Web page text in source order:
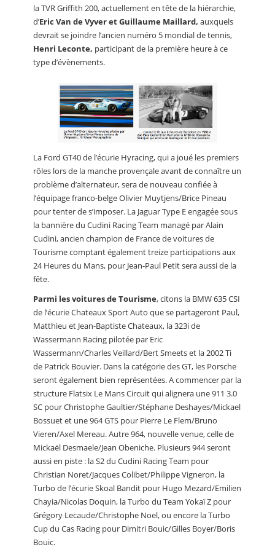
la TVR Griffith 200, actuellement en tête de la hiérarchie,
d’Eric Van de Vyver et Guillaume Maillard, auxquels
devrait se joindre l’ancien numéro 5 mondial de tennis,
Henri Leconte, participant de la première heure à ce
type d’évènements.
La Ford GT40 de l’écurie Hyracing, qui a joué les premiers
rôles lors de la manche provençale avant de connaître un
problème d’alternateur, sera de nouveau confiée à
l’équipage franco-belge Olivier Muytjens/Brice Pineau
pour tenter de s’imposer. La Jaguar Type E engagée sous
la bannière du Cudini Racing Team managé par Alain
Cudini, ancien champion de France de voitures de
Tourisme comptant également treize participations aux
24 Heures du Mans, pour Jean-Paul Petit sera aussi de la
fête.
Parmi les voitures de Tourisme, citons la BMW 635 CSI
de l’écurie Chateaux Sport Auto que se partageront Paul,
Matthieu et Jean-Baptiste Chateaux, la 323i de
Wassermann Racing pilotée par Eric
Wassermann/Charles Veillard/Bert Smeets et la 2002 Ti
de Patrick Bouvier. Dans la catégorie des GT, les Porsche
seront également bien représentées. A commencer par la
structure Flatsix Le Mans Circuit qui alignera une 911 3.0
SC pour Christophe Gaultier/Stéphane Deshayes/Mickael
Bossuet et une 964 GTS pour Pierre Le Flem/Bruno
Vieren/Axel Mereau. Autre 964, nouvelle venue, celle de
Mickaël Desmaele/Jean Obeniche. Plusieurs 944 seront
aussi en piste : la S2 du Cudini Racing Team pour
Christian Noret/Jacques Colibet/Philippe Vigneron, la
Turbo de l’écurie Skoal Bandit pour Hugo Mezard/Emilien
Chayia/Nicolas Doquin, la Turbo du Team Yokaï Z pour
Grégory Lecaude/Christophe Noel, ou encore la Turbo
Cup du Cas Racing pour Dimitri Bouic/Gilles Boyer/Boris
Bouic.